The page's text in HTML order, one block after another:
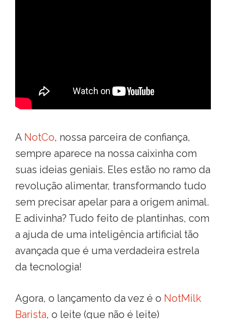
A NotCo, nossa parceira de confiança,
sempre aparece na nossa caixinha com
suas ideias geniais. Eles estão no ramo da
revolução alimentar, transformando tudo
sem precisar apelar para a origem animal.
E adivinha? Tudo feito de plantinhas, com
a ajuda de uma inteligência artificial tão
avançada que é uma verdadeira estrela
da tecnologia!
Agora, o lançamento da vez é o NotMilk
Barista, o leite (que não é leite)